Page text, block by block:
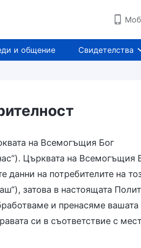
и общение Свидетелства
на Всемогъщия Бог
Църквата на Всемогъщия
данни на потребителите на
затова в настоящата
и пренасяме вашата
си в съответствие с